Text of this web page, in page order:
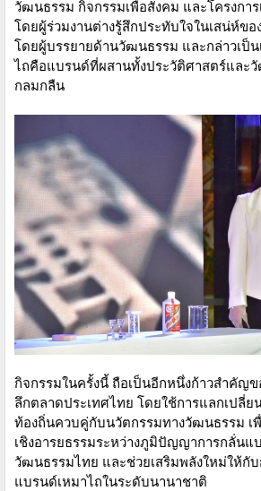
วัฒนธรรม กิจกรรมเพื่อสังคม และโครงกา
โดยผู้ร่วมงานต่างรู้สึกประทับใจในเสน่ห์ข
โดยผู้บรรยายด้านวัฒนธรรม และกล่าวเป็น
ไถคือแบรนด์ที่ผสานทั้งประวัติศาสตร์และ
กลมกลืน
กิจกรรมในครั้งนี้ ถือเป็นอีกหนึ่งก้าวสำคัญข
ลึกตลาดประเทศไทย โดยใช้การแลกเปลี่ย
ท้องถิ่นควบคู่กับนวัตกรรมทางวัฒนธรรม เ
เชิงอารยธรรมระหว่างภูมิปัญญาการกลั่นแ
วัฒนธรรมไทย และช่วยเสริมพลังใหม่ให้กั
แบรนด์เหมาไถในระดับนานาชาติ